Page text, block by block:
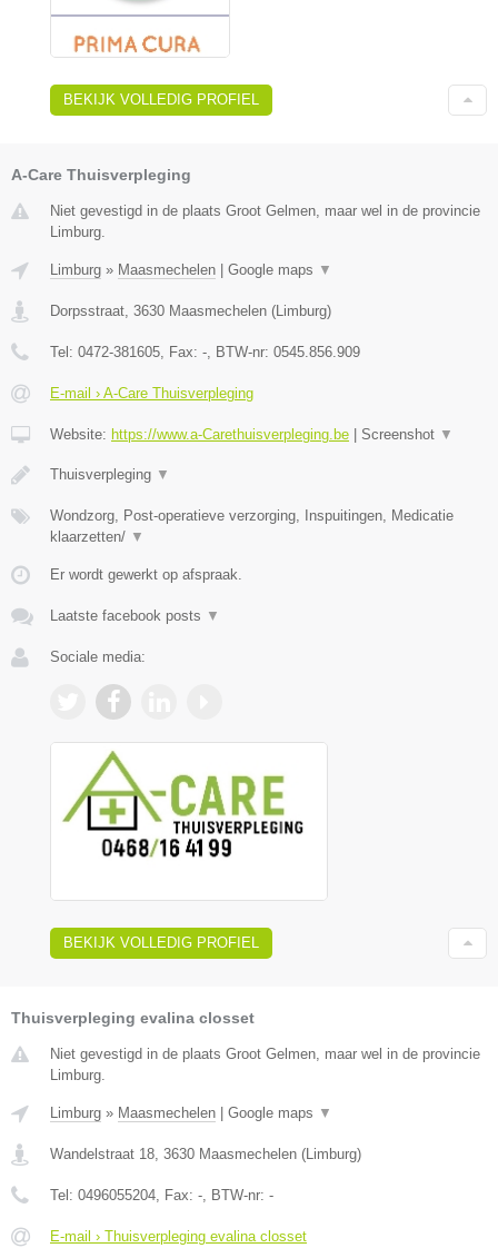
BEKIJK VOLLEDIG PROFIEL
A-Care Thuisverpleging
Niet gevestigd in de plaats Groot Gelmen, maar wel in de provincie
Limburg.
Limburg » Maasmechelen Google maps ▼
Dorpsstraat, 3630 Maasmechelen (Limburg)
Tel: 0472-381605, Fax: -, BTW-nr: 0545.856.909
E-mail › A-Care Thuisverpleging
Website: https://www.a-Carethuisverpleging.be Screenshot ▼
Thuisverpleging ▼
Wondzorg, Post-operatieve verzorging, Inspuitingen, Medicatie
klaarzetten/ ▼
Er wordt gewerkt op afspraak.
Laatste facebook posts ▼
Sociale media:
BEKIJK VOLLEDIG PROFIEL
Thuisverpleging evalina closset
Niet gevestigd in de plaats Groot Gelmen, maar wel in de provincie
Limburg.
Limburg » Maasmechelen Google maps ▼
Wandelstraat 18, 3630 Maasmechelen (Limburg)
Tel: 0496055204, Fax: -, BTW-nr: -
E-mail › Thuisverpleging evalina closset